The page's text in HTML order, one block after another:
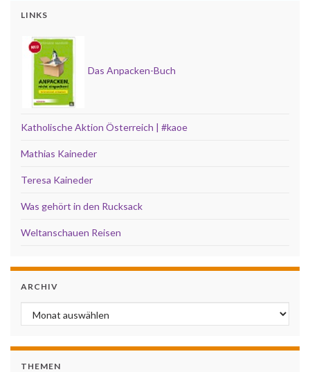
LINKS
Das Anpacken-Buch
Katholische Aktion Österreich | #kaoe
Mathias Kaineder
Teresa Kaineder
Was gehört in den Rucksack
Weltanschauen Reisen
ARCHIV
Archiv
THEMEN